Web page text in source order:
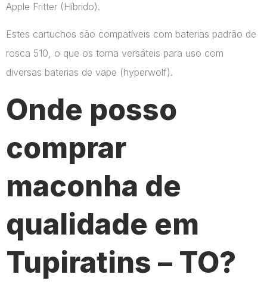
Apple Fritter (Híbrido).
Estes cartuchos são compatíveis com baterias padrão de
rosca 510, o que os torna versáteis para uso com
diversas baterias de vape​ (hyperwolf)​.
Onde posso
comprar
maconha de
qualidade em
Tupiratins – TO?